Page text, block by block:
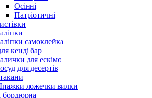
Осінні
Патріотичні
самоклейка
кенді бар
для ескімо
для десертів
ложечки вилки
бордюрна